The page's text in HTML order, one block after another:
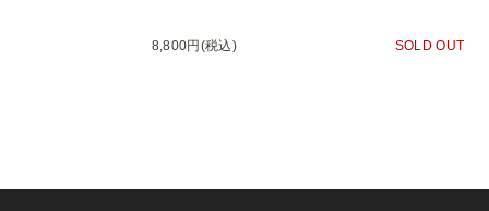
8,800円(税込) SOLD OUT